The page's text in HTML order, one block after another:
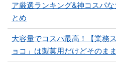
ア厳選ランキング&神コスパ
とめ
大容量でコスパ最高！【業務
ョコ」は製菓用だけどそのま